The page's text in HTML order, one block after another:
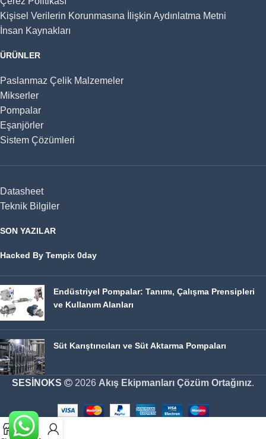
Kişisel Verilerin Korunmasına İlişkin Aydınlatma Metni
İnsan Kaynakları
ÜRÜNLER
Paslanmaz Çelik Malzemeler
Mikserler
Pompalar
Eşanjörler
Sistem Çözümleri
Datasheet
Teknik Bilgiler
SON YAZILAR
Hacked By Tempix 0day
Endüstriyel Pompalar: Tanımı, Çalışma Prensipleri
ve Kullanım Alanları
Süt Karıştırıcıları ve Süt Aktarma Pompaları
SESİNOKS 2026 Akış Ekipmanları Çözüm Ortağınız.